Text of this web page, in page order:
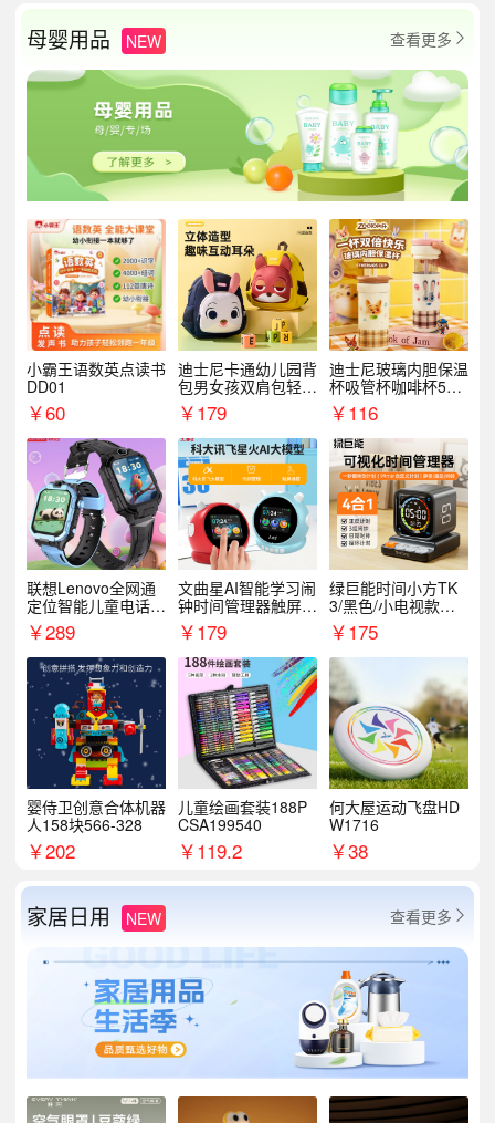
母婴用品 NEW 查看更多 
小霸王语数英点读书
DD01
￥60
迪士尼卡通幼儿园背
包男女孩双肩包轻便
可爱小背包B20107
￥179
迪士尼玻璃内胆保温
杯吸管杯咖啡杯530
MLH15135
￥116
联想Lenovo全网通
定位智能儿童电话手
表A1
￥289
文曲星AI智能学习闹
钟时间管理器触屏N
1pro
￥179
绿巨能时间小方TK
3/黑色/小电视款【T
K3】
￥175
婴侍卫创意合体机器
人158块566-328
￥202
儿童绘画套装188P
CSA199540
￥119.2
何大屋运动飞盘HD
W1716
￥38
家居日用 NEW 查看更多 